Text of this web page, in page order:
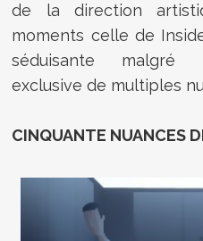
de la direction
moments celle de
séduisante malgré
exclusive de multiples
CINQUANTE NUANCES